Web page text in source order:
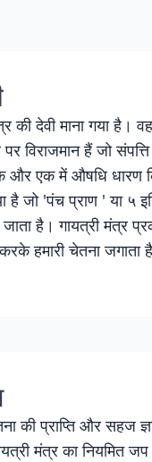
की देवी माना गया है।
विराजमान हैं जो
और एक में औषधि धारण
है जो 'पंच प्राण ' या ५
जाता है। गायत्री मंत्र
करके हमारी चेतना
की प्राप्ति और सहज
मंत्र का नियमित